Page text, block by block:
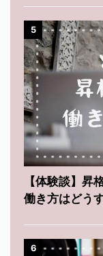
5
【体験談】昇
働き方はどう
6